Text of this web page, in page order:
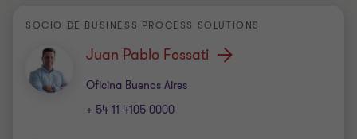
SOCIO DE BUSINESS PROCESS SOLUTIONS
Juan Pablo Fossati
Oficina Buenos Aires
Oficina
+ 54 11 4105 0000